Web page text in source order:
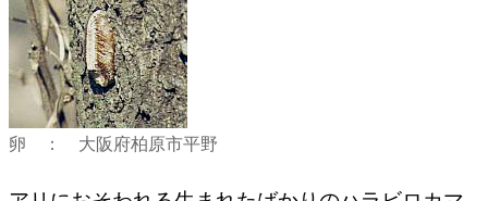
卵 ： 大阪府柏原市平野